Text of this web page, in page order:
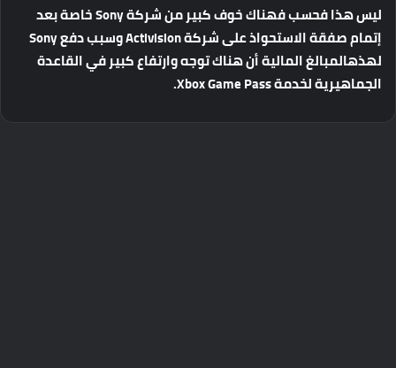
ليسهذافحسبفهناكخوفكبيرمنشركة خاصةبعد
إتمامصفقةالاستحواذعلىشركة وسببدفع
لهذهالمبالغالماليةأنهناكتوجهوارتفاعكبيرفيالقاعدة
الجماهيريةلخدمة